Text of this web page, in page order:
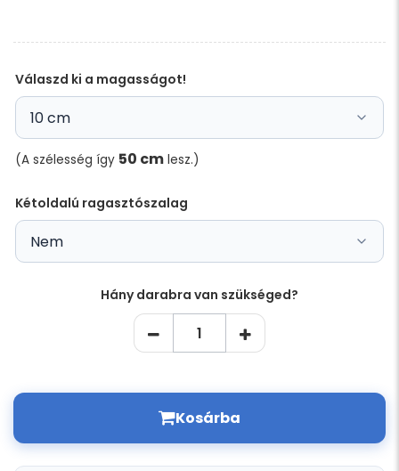
Válaszd ki a magasságot!
(A szélesség így 50 cm lesz.)
Kétoldalú ragasztószalag
Hány darabra van szükséged?
Kosárba